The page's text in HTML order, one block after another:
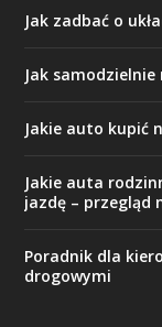
Jak zadbać o
Jak
Jakie auto kupić
Jakie auta
jazdę – przegląd
Poradnik dla
drogowymi